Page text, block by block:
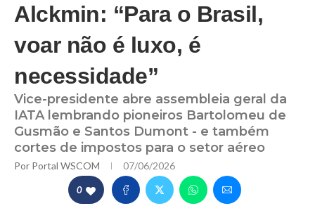
Alckmin: “Para o Brasil,
voar não é luxo, é
necessidade”
Vice-presidente abre assembleia geral da
IATA lembrando pioneiros Bartolomeu de
Gusmão e Santos Dumont - e também
cortes de impostos para o setor aéreo
Por Portal WSCOM 07/06/2026
0